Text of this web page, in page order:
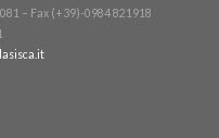
– Fax (+39)-0984 821918